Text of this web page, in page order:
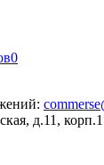
0
д.11, корп.1